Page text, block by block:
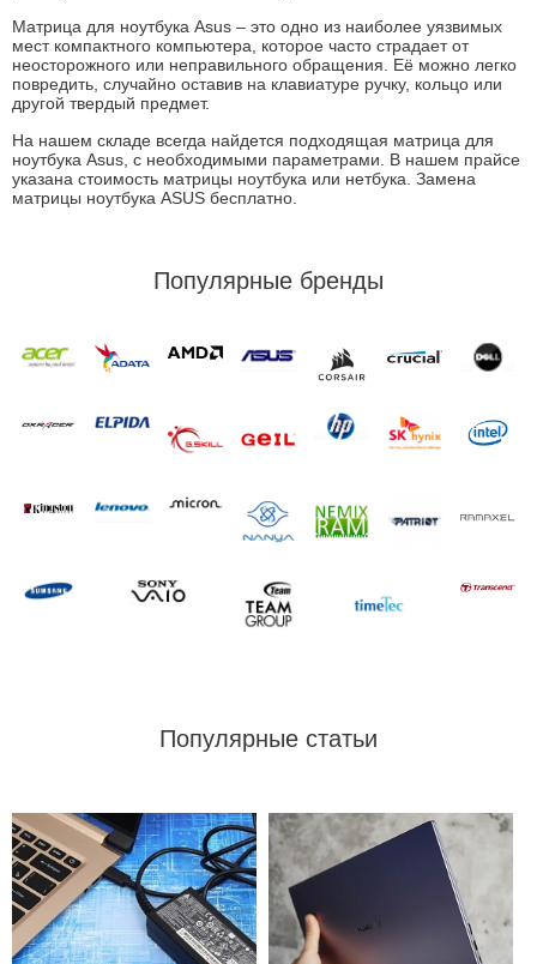
Матрица для ноутбука Asus – это одно из наиболее уязвимых
мест компактного компьютера, которое часто страдает от
неосторожного или неправильного обращения. Её можно легко
повредить, случайно оставив на клавиатуре ручку, кольцо или
другой твердый предмет.
На нашем складе всегда найдется подходящая матрица для
ноутбука Asus, с необходимыми параметрами. В нашем прайсе
указана стоимость матрицы ноутбука или нетбука. Замена
матрицы ноутбука ASUS бесплатно.
Популярные бренды
Популярные статьи